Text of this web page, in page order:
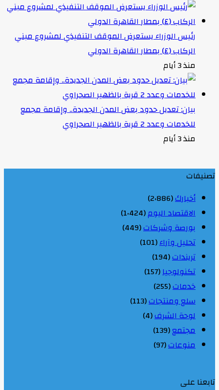
رئيس الوزراء يستعرض الموقف التنفيذي لمشروع مبني
الركاب (٤) بمطار القاهرة الدولي
منذ 3 أيام
بيان: تعديل حدود بعض المدن الجديدة.. وإقامة مجمع
للخدمات وعدد 2 قرية بالظهير الصحراوي
منذ 3 أيام
تصنيفات
أخبارك(2٬886)
الاقتصاد اليوم(1٬424)
بورصة وشركات(449)
تحليل وآراء(101)
تريندات(194)
تكنولوجيا(157)
خدمات(255)
سلع ومنتجات(113)
لوحة الشرف(4)
مجتمع(139)
منوعات(97)
تابعنا على